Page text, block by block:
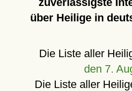
über Heilige in
Die Liste aller
den 7.
Die Liste aller